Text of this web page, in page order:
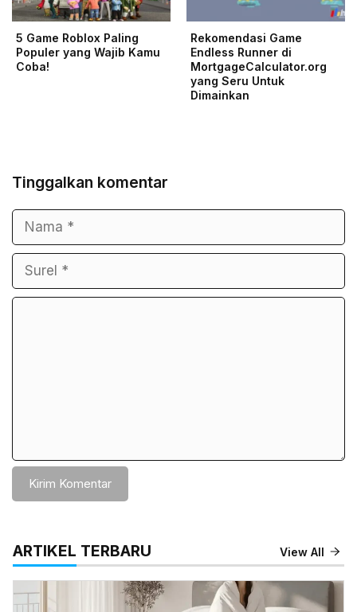
5 Game Roblox Paling
Populer yang Wajib Kamu
Coba!
Rekomendasi Game
Endless Runner di
MortgageCalculator.org
yang Seru Untuk
Dimainkan
Tinggalkan komentar
Nama
Surel
Komentar
ARTIKEL TERBARU View All